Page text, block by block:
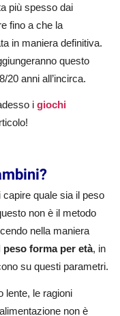
più spesso dai
fino a che la
in maniera definitiva.
questo
20 anni all’incirca.
i giochi
quale sia il peso
non è il metodo
nella maniera
peso forma per età, in
su questi parametri.
lente, le ragioni
non è